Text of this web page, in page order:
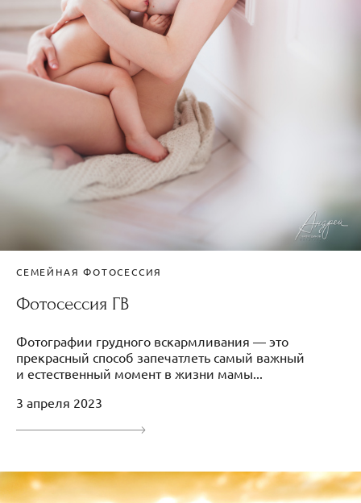
СЕМЕЙНАЯ ФОТОСЕССИЯ
Фотосессия ГВ
Фотографии грудного вскармливания — это
прекрасный способ запечатлеть самый важный
и естественный момент в жизни мамы...
3 апреля 2023